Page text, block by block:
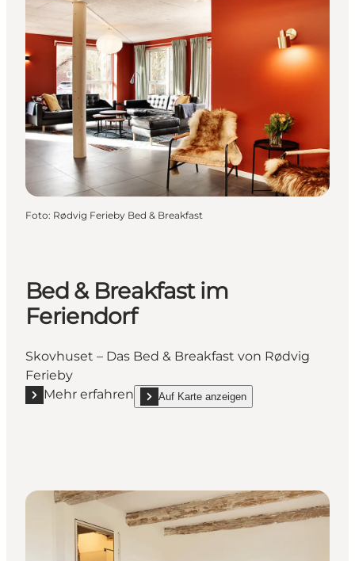
Foto: Rødvig Ferieby Bed & Breakfast
Bed & Breakfast im
Feriendorf
Skovhuset – Das Bed & Breakfast von Rødvig
Ferieby
Mehr erfahren
Mehr erfahren "Bed & Breakfast im Feriendorf"
Auf Karte anzeigen
show Bed & Breakfast im Feriendorf on_map